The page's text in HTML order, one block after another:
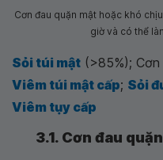
Cơn đau quặn mật hoặc khó
giờ và có thể
Sỏi túi mật (>85%);
Viêm túi mật cấp; Sỏi
Viêm tụy cấp
3.1. Cơn đau